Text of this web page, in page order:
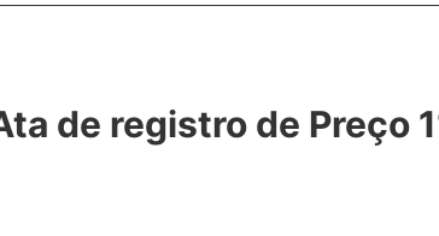
de registro de Preço